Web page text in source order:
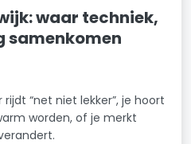
waar techniek,
samenkomen
“net niet lekker”, je hoort
worden, of je merkt